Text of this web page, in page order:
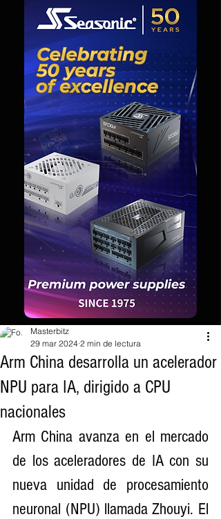
Arm China desarrolla un acelerador
NPU para IA, dirigido a CPU
nacionales
Masterbitz
29 mar 2024 2 min de lectura
Arm China avanza en el mercado
de los aceleradores de IA con su
nueva unidad de procesamiento
neuronal (NPU) llamada Zhouyi. El